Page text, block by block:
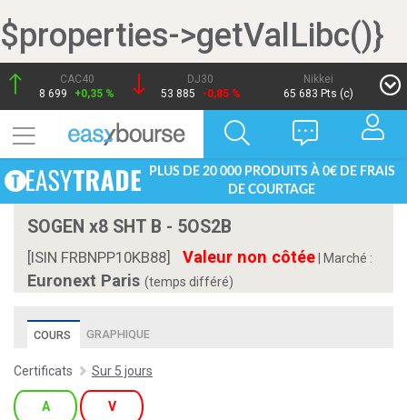
$properties->getValLibc()}
CAC40
8 699
+0,35 %
DJ30
53 885
-0,85 %
Nikkei
65 683 Pts (c)
PLUS DE 20 000 PRODUITS À 0€ DE FRAIS
DE COURTAGE
SOGEN x8 SHT B - 5OS2B
[ISIN FRBNPP10KB88] Valeur non côtée Marché :
Euronext Paris (temps différé)
COURS GRAPHIQUE
Certificats Sur 5 jours
A V